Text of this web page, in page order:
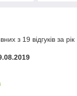
з 19 відгуків за рік